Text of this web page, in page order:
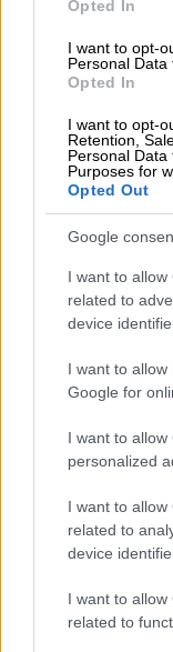
Opted In
I want to opt-
Personal Data
Opted In
I want to opt-
Retention,
Personal
Purposes for
Opted Out
Google
I want to
related to
device
I want to
Google for
I want to
personalized
I want to
related to
device
I want to
related to
3ος
Σκωτία)
4ος
5ος
6ος
7ος
Ζηλανδία)
9ος
Νορβηγία)
Αυστρία,
11ος
12ος
Παναμάς)